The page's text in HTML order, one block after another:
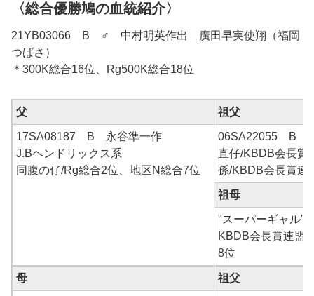
〈総合優勝鳩の血統紹介〉
21YB03066 B ♂ 中村明英作出 廣田早実使翔（福岡
つばさ）
＊300K総合16位、Rg500K総合18位
父 祖父
17SA08187 B 永谷準一作
J.Bヘンドリックス系
同腹の仔/Rg総合2位、地区N総合7位
06SA22055 B
直仔/KBDB会長賞
孫/KBDB会長賞連
祖母
"スーパーギャル
KBDB会長賞連盟
8位
母 祖父